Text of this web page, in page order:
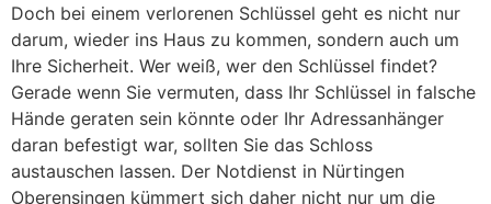
Doch bei einem verlorenen Schlüssel geht es nicht nur
darum, wieder ins Haus zu kommen, sondern auch um
Ihre Sicherheit. Wer weiß, wer den Schlüssel findet?
Gerade wenn Sie vermuten, dass Ihr Schlüssel in falsche
Hände geraten sein könnte oder Ihr Adressanhänger
daran befestigt war, sollten Sie das Schloss
austauschen lassen. Der Notdienst in Nürtingen
Oberensingen kümmert sich daher nicht nur um die